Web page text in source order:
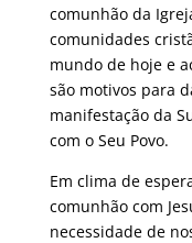
comunhão da
comunidades
mundo de hoje e
são motivos para
manifestação da
com o Seu Povo.
Em clima de
comunhão com
necessidade de